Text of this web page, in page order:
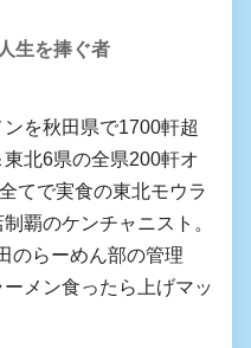
生を捧ぐ者
を秋田県で1700軒超
北6県の全県200軒オ
てで実食の東北モウラ
覇のケンチャニスト。
のらーめん部の管理
メン食ったら上げマッ